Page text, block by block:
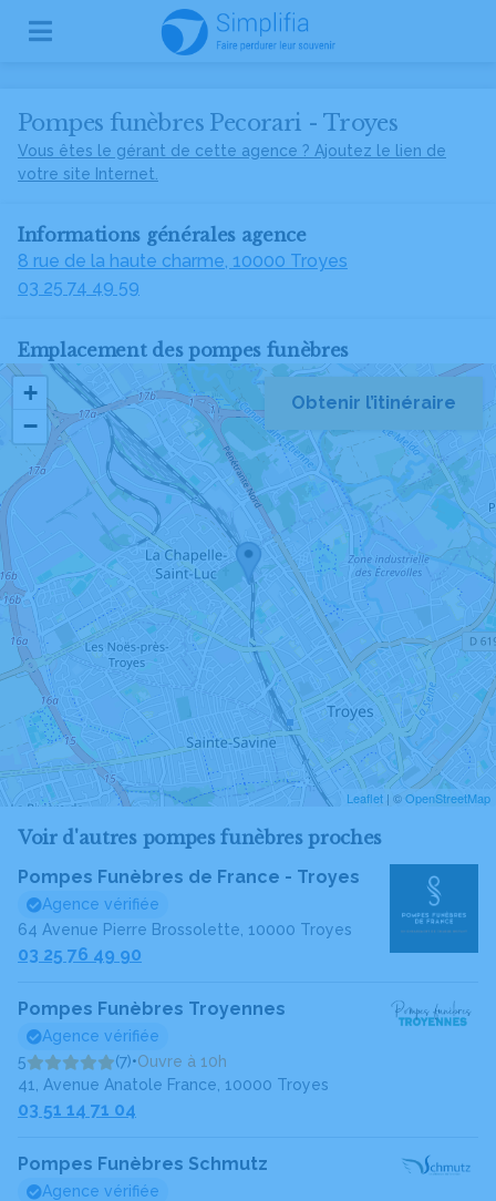
Pompes funèbres Pecorari - Troyes
Vous êtes le gérant de cette agence ? Ajoutez le lien de
votre site Internet.
Informations générales agence
8 rue de la haute charme, 10000 Troyes
03 25 74 49 59
Emplacement des pompes funèbres
+
−
Leaflet | ©OpenStreetMap
Obtenir l’itinéraire
Voir d'autres pompes funèbres proches
Pompes Funèbres de France - Troyes
Agence vérifiée
64 Avenue Pierre Brossolette, 10000 Troyes
03 25 76 49 90
Pompes Funèbres Troyennes
Agence vérifiée
5
(7)•Ouvre à 10h
41, Avenue Anatole France, 10000 Troyes
03 51 14 71 04
Pompes Funèbres Schmutz
Agence vérifiée